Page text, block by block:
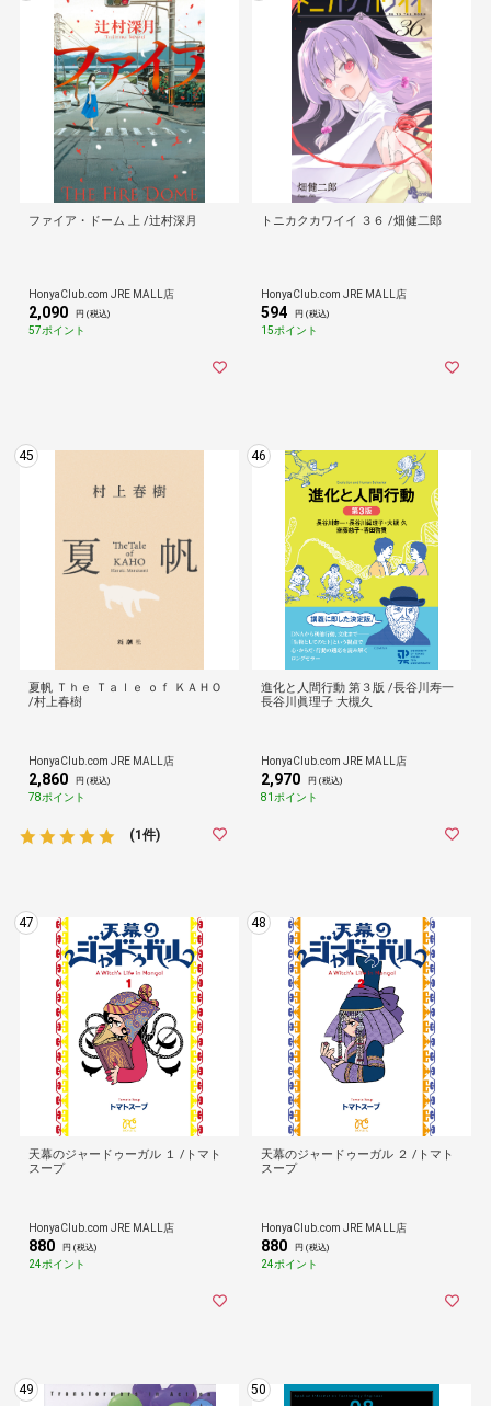
ファイア・ドーム 上 /辻村深月
HonyaClub.com JRE MALL店
2,090 円 (税込)
57ポイント
トニカクカワイイ ３６ /畑健二郎
HonyaClub.com JRE MALL店
594 円 (税込)
15ポイント
45
夏帆 Ｔｈｅ Ｔａｌｅ ｏｆ ＫＡＨＯ
/村上春樹
HonyaClub.com JRE MALL店
2,860 円 (税込)
78ポイント
(1件)
46
進化と人間行動 第３版 /長谷川寿一
長谷川眞理子 大槻久
HonyaClub.com JRE MALL店
2,970 円 (税込)
81ポイント
47
天幕のジャードゥーガル １ /トマト
スープ
HonyaClub.com JRE MALL店
880 円 (税込)
24ポイント
48
天幕のジャードゥーガル ２ /トマト
スープ
HonyaClub.com JRE MALL店
880 円 (税込)
24ポイント
49 50